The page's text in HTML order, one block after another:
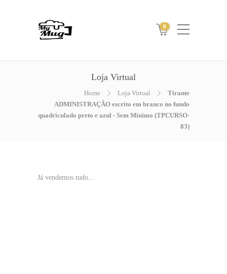
0
Loja Virtual
Home Loja Virtual
Tirante
ADMINISTRAÇÃO escrito em branco no fundo
quadriculado preto e azul - Sem Mínimo (TPCURSO-
83)
Já vendemos tudo...